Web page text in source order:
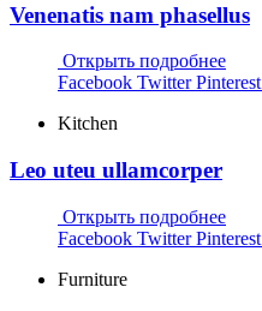
Venenatis nam phasellus
Открыть подробнее
Facebook Twitter Pinterest
Kitchen
Leo uteu ullamcorper
Открыть подробнее
Facebook Twitter Pinterest
Furniture